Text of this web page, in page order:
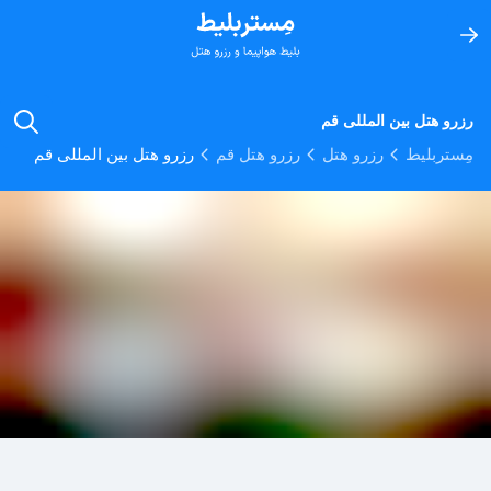
رزرو هتل بین المللی قم
مِستربلیط رزرو هتل رزرو هتل قم رزرو هتل بین المللی قم